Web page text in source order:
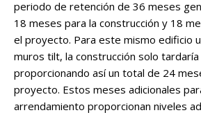
periodo de retención de 36 meses
18 meses para la construcción y 18
el proyecto. Para este mismo edificio
muros tilt, la construcción solo
proporcionando así un total de 24
proyecto. Estos meses adicionales
arrendamiento proporcionan niveles